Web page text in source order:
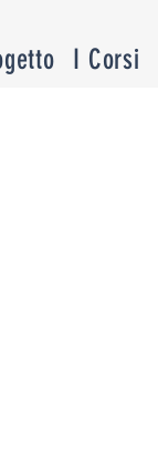
I Corsi